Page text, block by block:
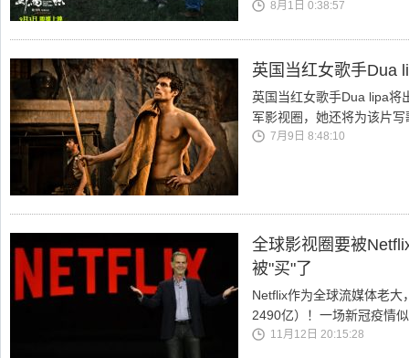
8月1日 0:38:57
英国当红女歌手Dua
英国当红女歌手Dua lipa将
军影视圈，她还将为该片写
7月9日 8:48:10
全球影视圈要被
被"买"了
Netflix作为全球流媒体老
2490亿）！一场新冠疫情
11月12日 20:15:28